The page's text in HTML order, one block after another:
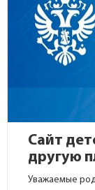
Сайт
другую
Уважаемые